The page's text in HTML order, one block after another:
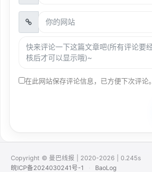
在此网站保存评论信息，已方便下次评论。
Copyright © 曼巴线报 | 2020-2026 | 0.245s
皖ICP备2024030241号-1
· BaoLog